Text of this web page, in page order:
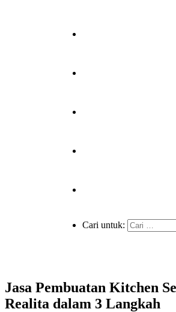
Cari untuk:
Jasa Pembuatan Kitchen
Realita dalam 3 Langkah